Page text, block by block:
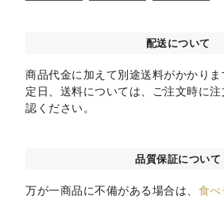
配送について
商品代金に加えて別途送料がかかり
定日、送料については、ご注文時に
認ください。
品質保証について
万が一商品に不備がある場合は、 食べ